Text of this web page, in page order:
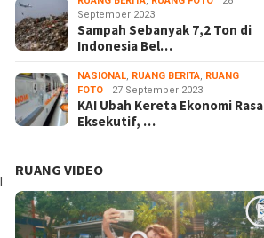
September 2023
Sampah Sebanyak 7,2 Ton di
Indonesia Bel…
NASIONAL, RUANG BERITA, RUANG
FOTO
27 September 2023
KAI Ubah Kereta Ekonomi Rasa
Eksekutif, …
RUANG VIDEO